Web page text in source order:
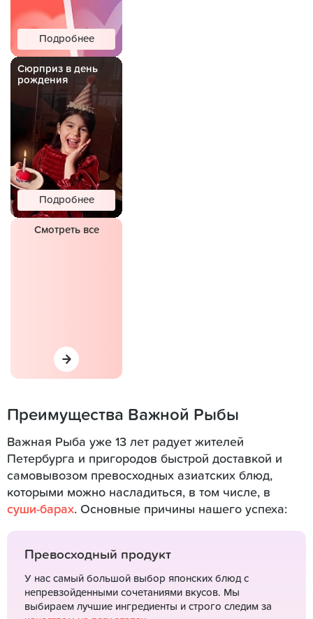
Подробнее
Сюрприз в день
рождения
Подробнее
Смотреть все
Преимущества Важной Рыбы
Важная Рыба уже 13 лет радует жителей
Петербурга и пригородов быстрой доставкой и
самовывозом превосходных азиатских блюд,
которыми можно насладиться, в том числе, в
суши-барах. Основные причины нашего успеха:
Превосходный продукт
У нас самый большой выбор японских блюд с
непревзойденными сочетаниями вкусов. Мы
выбираем лучшие ингредиенты и строго следим за